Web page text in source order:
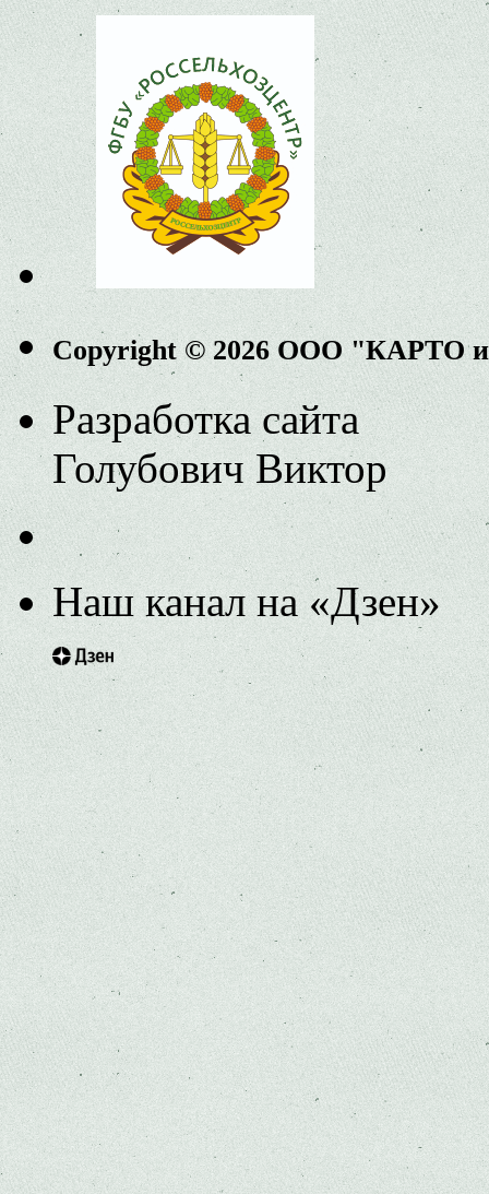
Copyright © 2026 ООО "КАРТО
Разработка сайта
Голубович Виктор
Наш канал на «Дзен»